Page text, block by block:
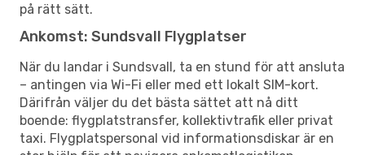
på rätt sätt.
Ankomst: Sundsvall Flygplatser
När du landar i Sundsvall, ta en stund för att ansluta
– antingen via Wi-Fi eller med ett lokalt SIM-kort.
Därifrån väljer du det bästa sättet att nå ditt
boende: flygplatstransfer, kollektivtrafik eller privat
taxi. Flygplatspersonal vid informationsdiskar är en